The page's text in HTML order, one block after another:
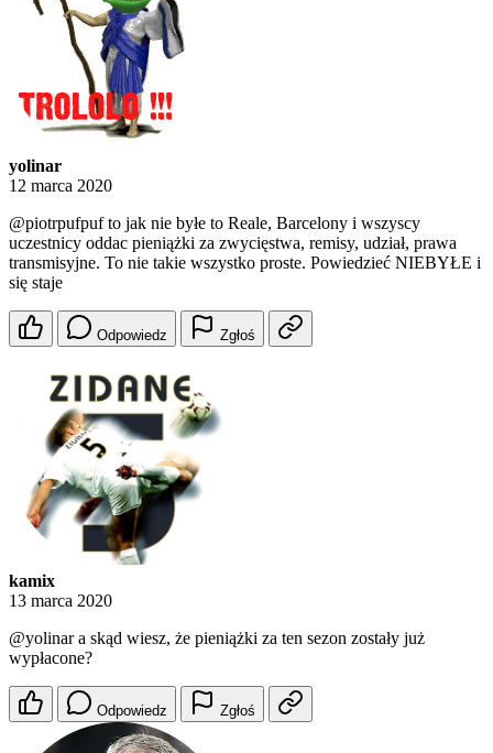
yolinar
12 marca 2020
@piotrpufpufto jak nie byłe to Reale, Barcelony i wszyscy
uczestnicy oddac pieniążki za zwycięstwa, remisy, udział, prawa
transmisyjne. To nie takie wszystko proste. Powiedzieć NIEBYŁE i
się staje
Odpowiedz Zgłoś
kamix
13 marca 2020
@yolinara skąd wiesz, że pieniążki za ten sezon zostały już
wypłacone?
Odpowiedz Zgłoś